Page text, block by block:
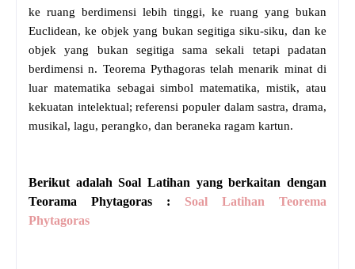
ke ruang berdimensi lebih tinggi, ke ruang yang bukan
Euclidean, ke objek yang bukan segitiga siku-siku, dan ke
objek yang bukan segitiga sama sekali tetapi padatan
berdimensi n. Teorema Pythagoras telah menarik minat di
luar matematika sebagai simbol matematika, mistik, atau
kekuatan intelektual; referensi populer dalam sastra, drama,
musikal, lagu, perangko, dan beraneka ragam kartun.
Berikut adalah Soal Latihan yang berkaitan dengan
Teorama Phytagoras : Soal Latihan Teorema
Phytagoras